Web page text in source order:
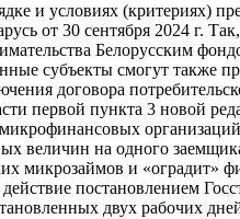
и условиях (критериях)
от 30 сентября 2024 г.
Белорусским
субъекты смогут также
договора
первой пункта 3 новой
величин на одного
микрозаймов и
постановлением
двух рабочих